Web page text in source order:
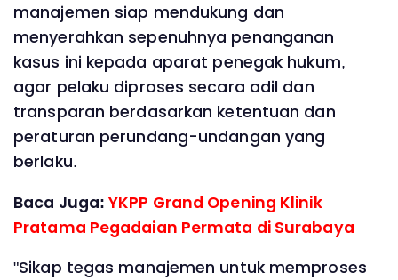
manajemen siap mendukung dan
menyerahkan sepenuhnya penanganan
kasus ini kepada aparat penegak hukum,
agar pelaku diproses secara adil dan
transparan berdasarkan ketentuan dan
peraturan perundang-undangan yang
berlaku.
Baca Juga:YKPP Grand Opening Klinik
Pratama Pegadaian Permata di Surabaya
"Sikap tegas manajemen untuk memproses